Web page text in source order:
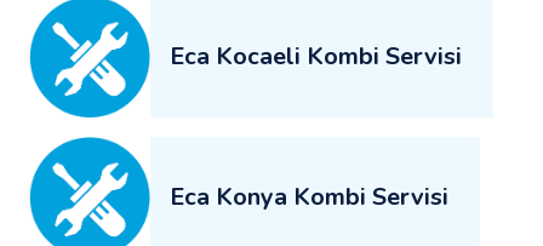
Eca Kocaeli Kombi Servisi
Eca Konya Kombi Servisi